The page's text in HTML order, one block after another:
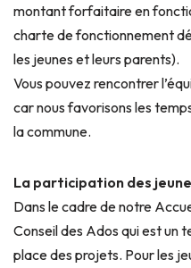
montant forfaitaire en
charte de fonctionnement
les jeunes et leurs parents).
Vous pouvez rencontrer
car nous favorisons les
la commune.
La participation des
Dans le cadre de notre
Conseil des Ados qui est un
place des projets. Pour les